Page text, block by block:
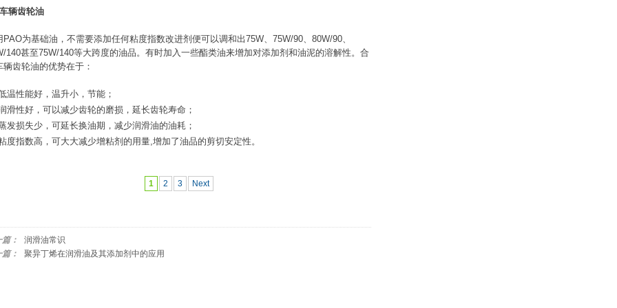
辆齿轮油
PAO为基础油，不需要添加任何粘度指数改进剂便可以调和出75W、75W/90、80W/90、
140甚至75W/140等大跨度的油品。有时加入一些酯类油来增加对添加剂和油泥的溶解性。合
辆齿轮油的优势在于：
温性能好，温升小，节能；
滑性好，可以减少齿轮的磨损，延长齿轮寿命；
发损失少，可延长换油期，减少润滑油的油耗；
度指数高，可大大减少增粘剂的用量,增加了油品的剪切安定性。
1 2 3 Next
篇：
润滑油常识
：
聚异丁烯在润滑油及其添加剂中的应用